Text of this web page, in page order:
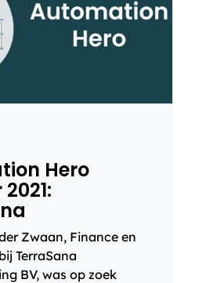
Hero
Zwaan, Finance en
TerraSana
BV, was op zoek